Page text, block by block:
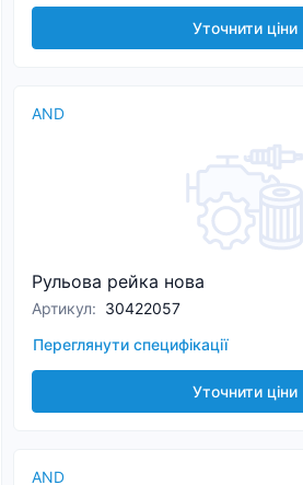
Уточнити ціни
AND
Рульова рейка нова
Артикул: 30422057
Переглянути специфікації
Уточнити ціни
AND